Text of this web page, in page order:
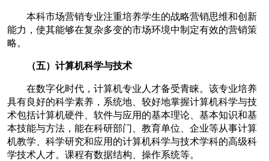
本科市场营销专业注重培养学生的战略营销思维和创新
能力，使其能够在复杂多变的市场环境中制定有效的营销策
略。
（五）计算机科学与技术
在数字化时代，计算机专业人才备受青睐。该专业培养
具有良好的科学素养，系统地、较好地掌握计算机科学与技
术包括计算机硬件、软件与应用的基本理论、基本知识和基
本技能与方法，能在科研部门、教育单位、企业等从事计算
机教学、科学研究和应用的计算机科学与技术学科的高级科
学技术人才。课程有数据结构、操作系统等。